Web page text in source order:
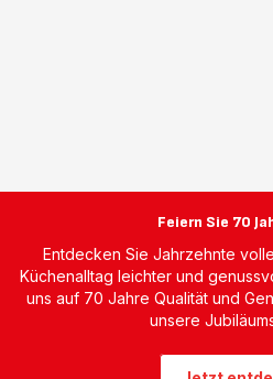
Feiern Sie 70
Entdecken Sie Jahrzehnte
Küchenalltag leichter und
uns auf 70 Jahre Qualität und
unsere